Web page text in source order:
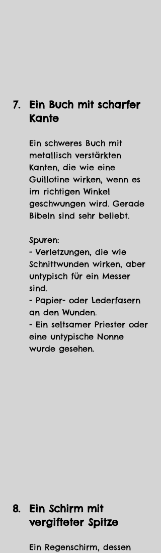
Ein Buch mit scharfer
Kante
Ein schweres Buch mit
metallisch verstärkten
Kanten, die wie eine
Guillotine wirken, wenn es
im richtigen Winkel
geschwungen wird. Gerade
Bibeln sind sehr beliebt.
Spuren:
- Verletzungen, die wie
Schnittwunden wirken, aber
untypisch für ein Messer
sind.
- Papier- oder Lederfasern
an den Wunden.
- Ein seltsamer Priester oder
eine untypische Nonne
wurde gesehen.
Ein Schirm mit
vergifteter Spitze
Ein Regenschirm, dessen